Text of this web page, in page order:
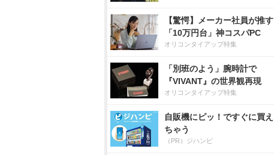
【驚愕】メーカー社員が推す
「10万円台」神コスパPC
オリコンタイアップ特集
「別班のよう」腕時計で
『VIVANT』の世界観再現
オリコンタイアップ特集
自販機にピッ！ですぐに買え
ちゃう
（PR）ジハンピ